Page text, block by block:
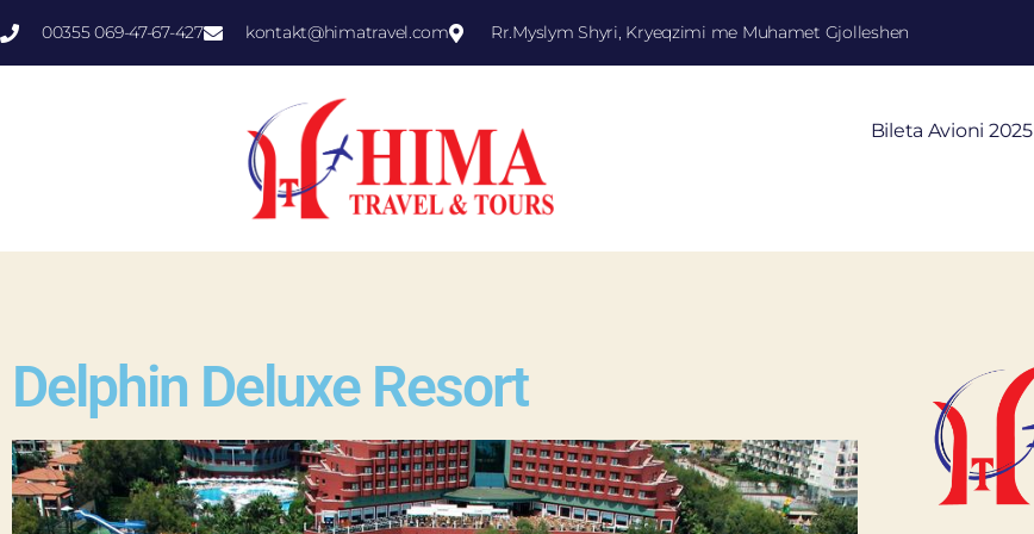
00355 069-47-67-427 kontakt@himatravel.com Rr.Myslym Shyri, Kryeqzimi me Muhamet Gjolleshen
Bileta Avioni 2025
Delphin Deluxe Resort